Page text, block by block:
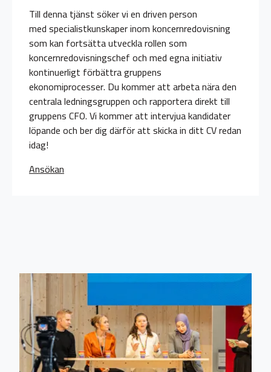
Till denna tjänst söker vi en driven person
med specialistkunskaper inom koncernredovisning
som kan fortsätta utveckla rollen som
koncernredovisningschef och med egna initiativ
kontinuerligt förbättra gruppens
ekonomiprocesser. Du kommer att arbeta nära den
centrala ledningsgruppen och rapportera direkt till
gruppens CFO. Vi kommer att intervjua kandidater
löpande och ber dig därför att skicka in ditt CV redan
idag!
Ansökan